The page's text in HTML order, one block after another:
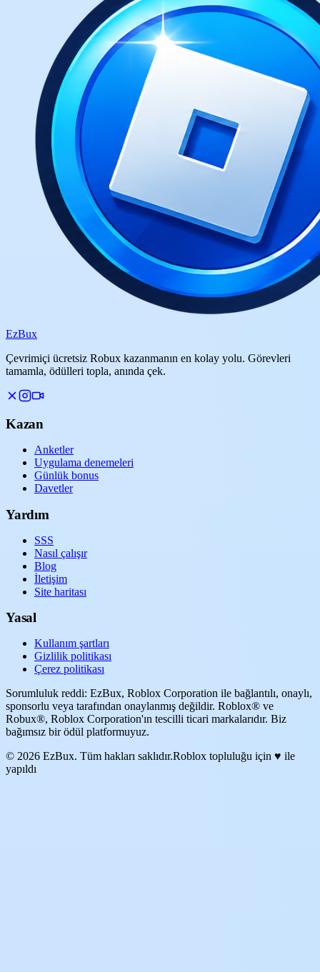
EzBux
Çevrimiçi ücretsiz Robux kazanmanın en kolay yolu. Görevleri
tamamla, ödülleri topla, anında çek.
Kazan
Anketler
Uygulama denemeleri
Günlük bonus
Davetler
Yardım
SSS
Nasıl çalışır
Blog
İletişim
Site haritası
Yasal
Kullanım şartları
Gizlilik politikası
Çerez politikası
Sorumluluk reddi: EzBux, Roblox Corporation ile bağlantılı, onaylı,
sponsorlu veya tarafından onaylanmış değildir. Roblox® ve
Robux®, Roblox Corporation'ın tescilli ticari markalarıdır. Biz
bağımsız bir ödül platformuyuz.
© 2026 EzBux. Tüm hakları saklıdır.Roblox topluluğu için ♥ ile
yapıldı